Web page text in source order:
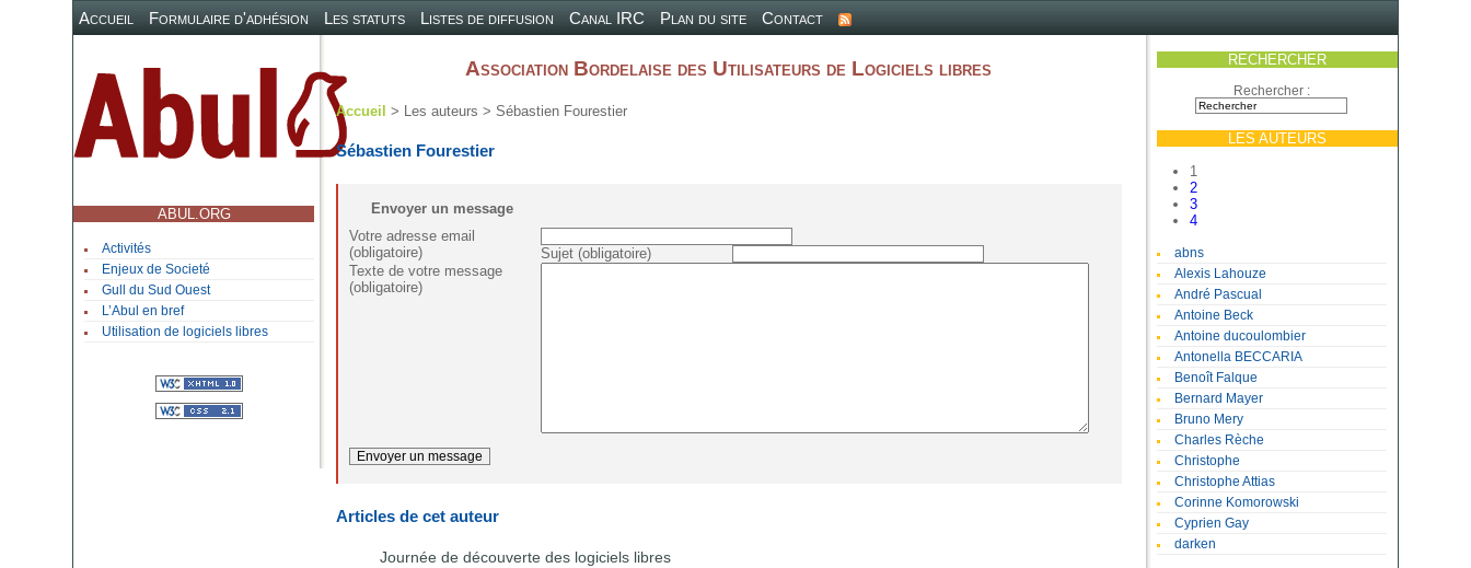
Accueil Formulaire d'adhésion Les statuts Listes de diffusion Canal IRC Plan du site Contact
ABUL.ORG
Activités
Enjeux de Societé
Gull du Sud Ouest
L’Abul en bref
Utilisation de logiciels libres
RECHERCHER
Rechercher :
LES AUTEURS
1
2
3
4
abns
Alexis Lahouze
André Pascual
Antoine Beck
Antoine ducoulombier
Antonella BECCARIA
Benoît Falque
Bernard Mayer
Bruno Mery
Charles Rèche
Christophe
Christophe Attias
Corinne Komorowski
Cyprien Gay
darken
Association Bordelaise des Utilisateurs de Logiciels libres
Accueil > Les auteurs > Sébastien Fourestier
Sébastien Fourestier
Envoyer un message
Votre adresse email
(obligatoire)
Sujet (obligatoire)
Texte de votre message
(obligatoire)
Articles de cet auteur
Journée de découverte des logiciels libres